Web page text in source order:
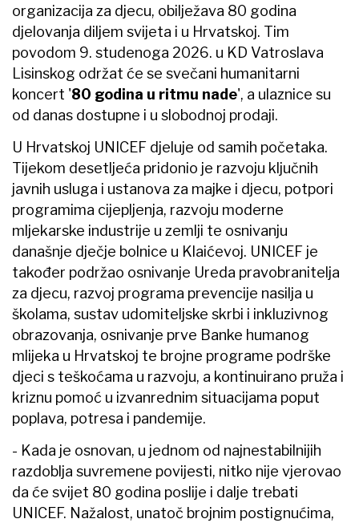
organizacija za djecu, obilježava 80 godina
djelovanja diljem svijeta i u Hrvatskoj. Tim
povodom 9. studenoga 2026. u KD Vatroslava
Lisinskog održat će se svečani humanitarni
koncert '80 godina u ritmu nade', a ulaznice su
od danas dostupne i u slobodnoj prodaji.
U Hrvatskoj UNICEF djeluje od samih početaka.
Tijekom desetljeća pridonio je razvoju ključnih
javnih usluga i ustanova za majke i djecu, potpori
programima cijepljenja, razvoju moderne
mljekarske industrije u zemlji te osnivanju
današnje dječje bolnice u Klaićevoj. UNICEF je
također podržao osnivanje Ureda pravobranitelja
za djecu, razvoj programa prevencije nasilja u
školama, sustav udomiteljske skrbi i inkluzivnog
obrazovanja, osnivanje prve Banke humanog
mlijeka u Hrvatskoj te brojne programe podrške
djeci s teškoćama u razvoju, a kontinuirano pruža i
kriznu pomoć u izvanrednim situacijama poput
poplava, potresa i pandemije.
- Kada je osnovan, u jednom od najnestabilnijih
razdoblja suvremene povijesti, nitko nije vjerovao
da će svijet 80 godina poslije i dalje trebati
UNICEF. Nažalost, unatoč brojnim postignućima,